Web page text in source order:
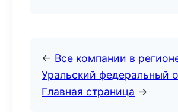
← Все компании в
Уральский федеральный
Главная страница →